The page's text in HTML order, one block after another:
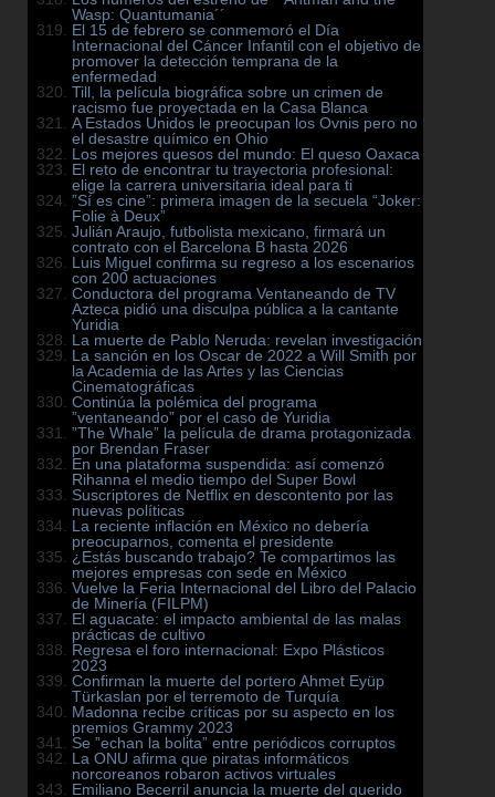
Wasp: Quantumania´´
El 15 de febrero se conmemoró el Día
Internacional del Cáncer Infantil con el objetivo de
promover la detección temprana de la
enfermedad
Till, la película biográfica sobre un crimen de
racismo fue proyectada en la Casa Blanca
A Estados Unidos le preocupan los Ovnis pero no
el desastre químico en Ohio
Los mejores quesos del mundo: El queso Oaxaca
El reto de encontrar tu trayectoria profesional:
elige la carrera universitaria ideal para ti
”Sí es cine”: primera imagen de la secuela “Joker:
Folie à Deux”
Julián Araujo, futbolista mexicano, firmará un
contrato con el Barcelona B hasta 2026
Luis Miguel confirma su regreso a los escenarios
con 200 actuaciones
Conductora del programa Ventaneando de TV
Azteca pidió una disculpa pública a la cantante
Yuridia
La muerte de Pablo Neruda: revelan investigación
La sanción en los Oscar de 2022 a Will Smith por
la Academia de las Artes y las Ciencias
Cinematográficas
Continúa la polémica del programa
”ventaneando” por el caso de Yuridia
”The Whale” la película de drama protagonizada
por Brendan Fraser
En una plataforma suspendida: así comenzó
Rihanna el medio tiempo del Super Bowl
Suscriptores de Netflix en descontento por las
nuevas políticas
La reciente inflación en México no debería
preocuparnos, comenta el presidente
¿Estás buscando trabajo? Te compartimos las
mejores empresas con sede en México
Vuelve la Feria Internacional del Libro del Palacio
de Minería (FILPM)
El aguacate: el impacto ambiental de las malas
prácticas de cultivo
Regresa el foro internacional: Expo Plásticos
2023
Confirman la muerte del portero Ahmet Eyüp
Türkaslan por el terremoto de Turquía
Madonna recibe críticas por su aspecto en los
premios Grammy 2023
Se ”echan la bolita” entre periódicos corruptos
La ONU afirma que piratas informáticos
norcoreanos robaron activos virtuales
Emiliano Becerril anuncia la muerte del querido